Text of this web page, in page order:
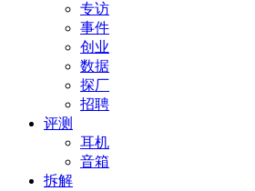
专访
事件
创业
数据
探厂
招聘
评测
耳机
音箱
拆解